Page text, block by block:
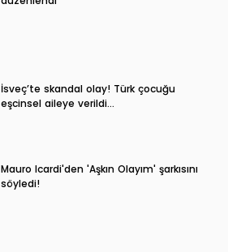
İsveç’te skandal olay! Türk çocuğu
eşcinsel aileye verildi…
Mauro Icardi'den 'Aşkın Olayım' şarkısını
söyledi!